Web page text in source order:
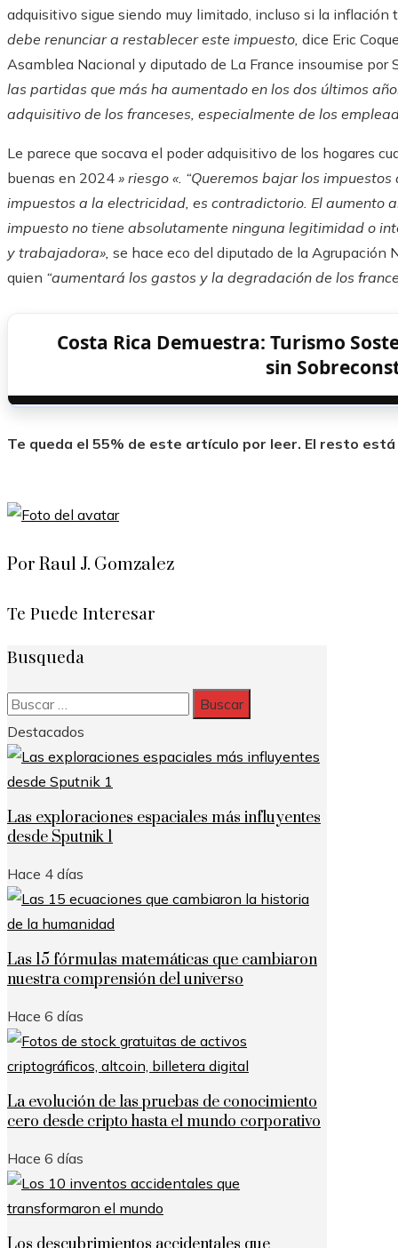
adquisitivo sigue siendo muy limitado, incluso si la
debe renunciar a restablecer este impuesto, dice Eric
Asamblea Nacional y diputado de La France insoumise
las partidas que más ha aumentado en los dos últimos
adquisitivo de los franceses, especialmente de los
Le parece que socava el poder adquisitivo de los hogares
buenas en 2024 » riesgo «. “Queremos bajar los
impuestos a la electricidad, es contradictorio. El aumento
impuesto no tiene absolutamente ninguna legitimidad o
y trabajadora», se hace eco del diputado de la Agrupación
quien “aumentará los gastos y la degradación de los
Costa Rica Demuestra: Turismo
sin
Te queda el 55% de este artículo por leer. El resto
Por Raul J. Gomzalez
Te Puede Interesar
Busqueda
Buscar:
Destacados
Las exploraciones espaciales más influyentes
desde Sputnik 1
Hace 4 días
Las 15 fórmulas matemáticas que cambiaron
nuestra comprensión del universo
Hace 6 días
La evolución de las pruebas de conocimiento
cero desde cripto hasta el mundo corporativo
Hace 6 días